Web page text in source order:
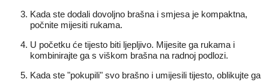
Kada ste dodali dovoljno brašna i smjesa je kompaktna,
počnite mijesiti rukama.
U početku će tijesto biti ljepljivo. Mijesite ga rukama i
kombinirajte ga s viškom brašna na radnoj podlozi.
Kada ste "pokupili" svo brašno i umijesili tijesto, oblikujte ga